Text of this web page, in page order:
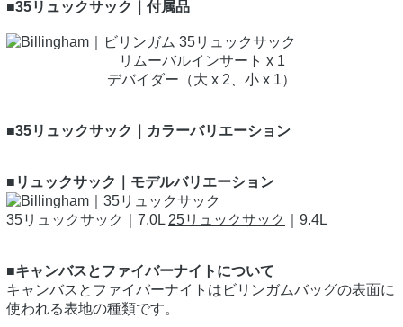
■35リュックサック｜付属品
リムーバルインサート x 1
デバイダー（大 x 2、小 x 1）
■35リュックサック｜ カラーバリエーション
■リュックサック｜モデルバリエーション
35リュックサック｜7.0L 25リュックサック ｜9.4L
■キャンバスとファイバーナイトについて
キャンバスとファイバーナイトはビリンガムバッグの表面に
使われる表地の種類です。